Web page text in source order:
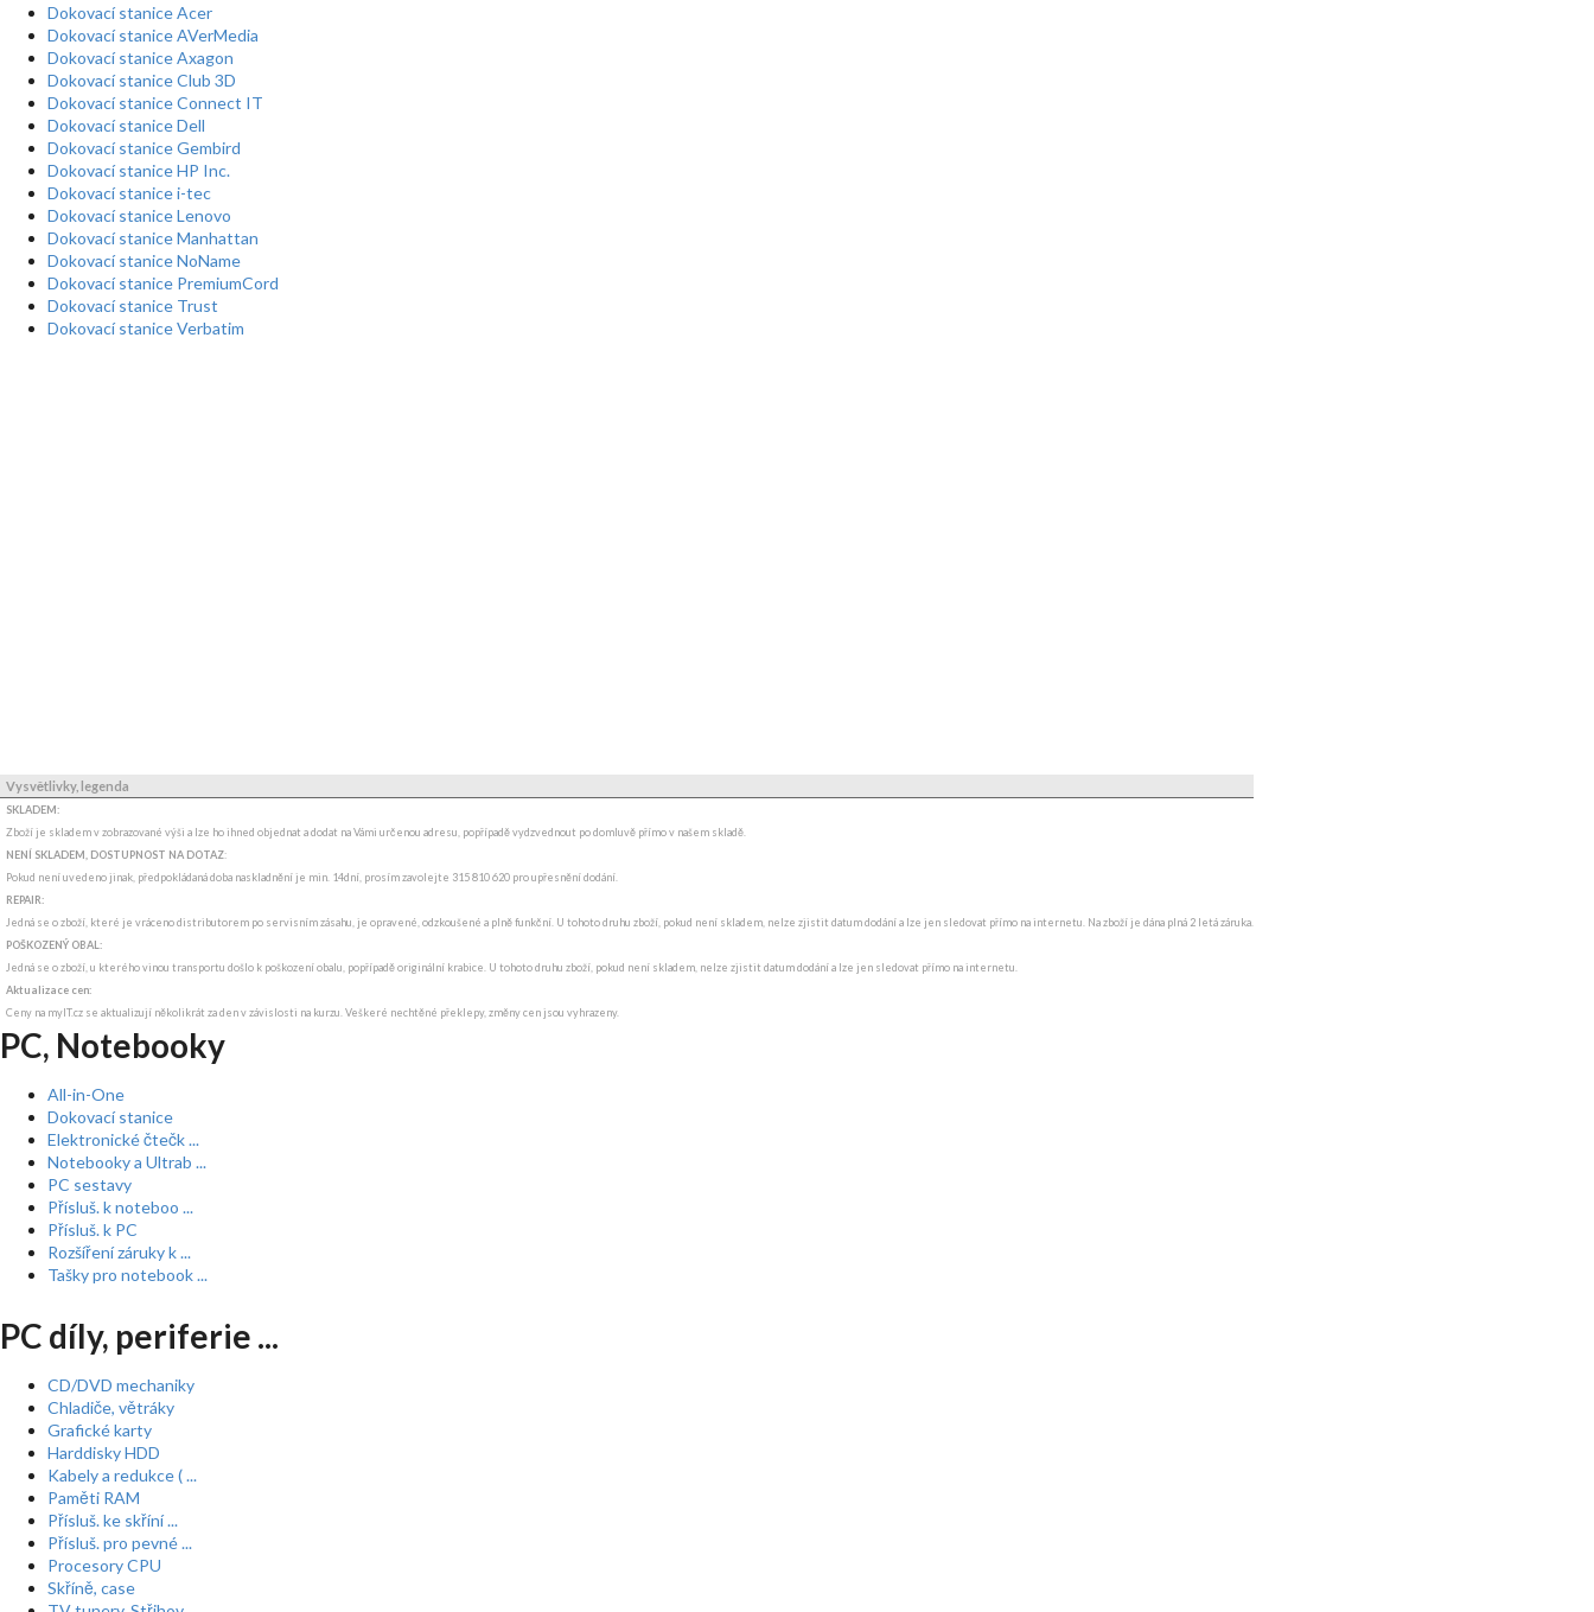
Dokovací stanice Acer
Dokovací stanice AVerMedia
Dokovací stanice Axagon
Dokovací stanice Club 3D
Dokovací stanice Connect IT
Dokovací stanice Dell
Dokovací stanice Gembird
Dokovací stanice HP Inc.
Dokovací stanice i-tec
Dokovací stanice Lenovo
Dokovací stanice Manhattan
Dokovací stanice NoName
Dokovací stanice PremiumCord
Dokovací stanice Trust
Dokovací stanice Verbatim
Vysvětlivky, legenda
SKLADEM:
Zboží je skladem v zobrazované výši a lze ho ihned objednat a dodat na Vámi určenou adresu, popřípadě vydzvednout po domluvě přímo v našem skladě.
NENÍ SKLADEM, DOSTUPNOST NA DOTAZ:
Pokud není uvedeno jinak, předpokládaná doba naskladnění je min. 14dní, prosím zavolejte 315 810 620 pro upřesnění dodání.
REPAIR:
Jedná se o zboží, které je vráceno distributorem po servisním zásahu, je opravené, odzkoušené a plně funkční. U tohoto druhu zboží, pokud není skladem, nelze zjistit datum dodání a lze jen sledovat přímo na internetu. Na zboží je dána plná 2 letá záruka.
POŠKOZENÝ OBAL:
Jedná se o zboží, u kterého vinou transportu došlo k poškození obalu, popřípadě originální krabice. U tohoto druhu zboží, pokud není skladem, nelze zjistit datum dodání a lze jen sledovat přímo na internetu.
Aktualizace cen:
Ceny na myIT.cz se aktualizují několikrát za den v závislosti na kurzu. Veškeré nechtěné překlepy, změny cen jsou vyhrazeny.
PC, Notebooky
All-in-One
Dokovací stanice
Elektronické čtečk ...
Notebooky a Ultrab ...
PC sestavy
Přísluš. k noteboo ...
Přísluš. k PC
Rozšíření záruky k ...
Tašky pro notebook ...
PC díly, periferie ...
CD/DVD mechaniky
Chladiče, větráky
Grafické karty
Harddisky HDD
Kabely a redukce ( ...
Paměti RAM
Přísluš. ke skříní ...
Přísluš. pro pevné ...
Procesory CPU
Skříně, case